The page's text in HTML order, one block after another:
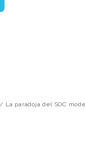
La paradoja del SOC